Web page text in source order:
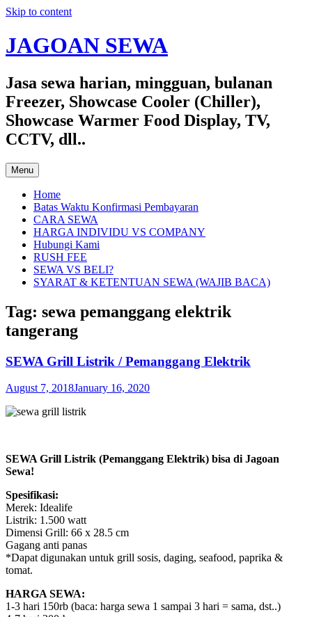
Skip to content
JAGOAN SEWA
Jasa sewa harian, mingguan, bulanan
Freezer, Showcase Cooler (Chiller),
Showcase Warmer Food Display, TV,
CCTV, dll..
Menu
Home
Batas Waktu Konfirmasi Pembayaran
CARA SEWA
HARGA INDIVIDU VS COMPANY
Hubungi Kami
RUSH FEE
SEWA VS BELI?
SYARAT & KETENTUAN SEWA (WAJIB BACA)
Tag: sewa pemanggang elektrik
tangerang
SEWA Grill Listrik / Pemanggang Elektrik
August 7, 2018January 16, 2020
SEWA Grill Listrik (Pemanggang Elektrik) bisa di Jagoan
Sewa!
Spesifikasi:
Merek: Idealife
Listrik: 1.500 watt
Dimensi Grill: 66 x 28.5 cm
Gagang anti panas
*Dapat digunakan untuk grill sosis, daging, seafood, paprika &
tomat.
HARGA SEWA:
1-3 hari 150rb (baca: harga sewa 1 sampai 3 hari = sama, dst..)